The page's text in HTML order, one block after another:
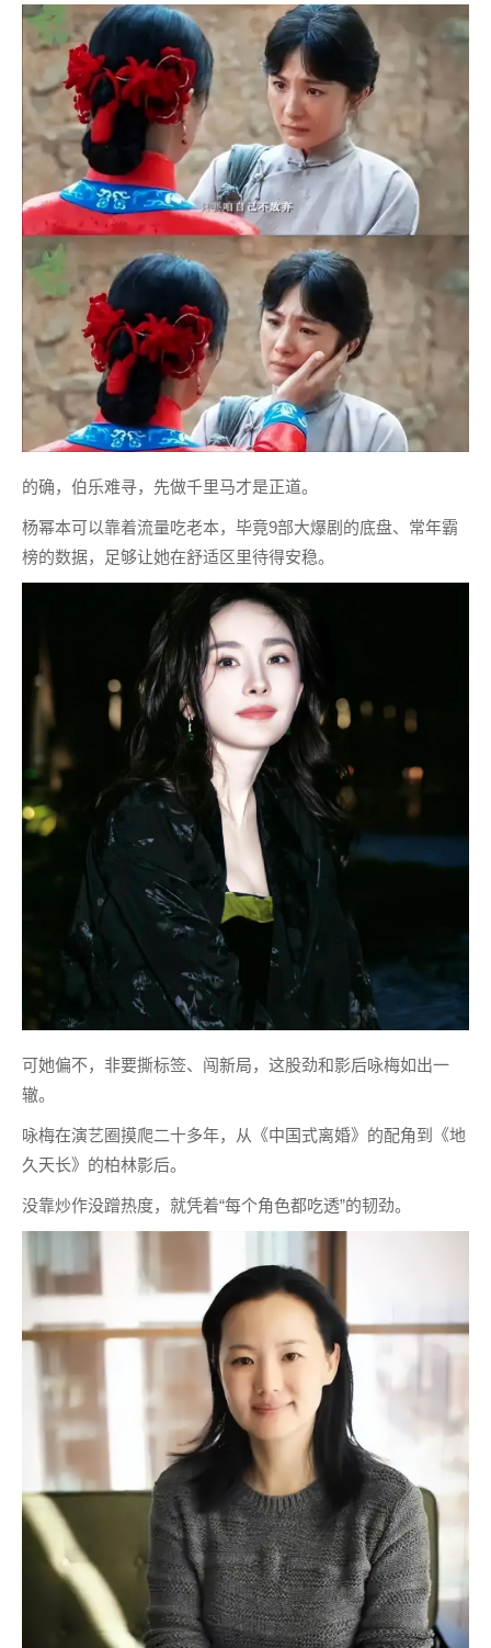
的确，伯乐难寻，先做千里马才是正道。
杨幂本可以靠着流量吃老本，毕竟9部大爆剧的底盘、常年霸
榜的数据，足够让她在舒适区里待得安稳。
可她偏不，非要撕标签、闯新局，这股劲和影后咏梅如出一
辙。
咏梅在演艺圈摸爬二十多年，从《中国式离婚》的配角到《地
久天长》的柏林影后。
没靠炒作没蹭热度，就凭着“每个角色都吃透”的韧劲。